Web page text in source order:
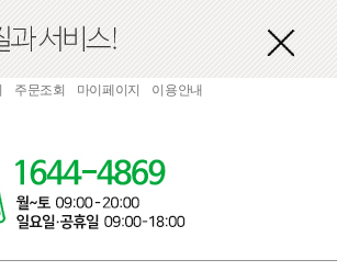
주문조회 마이페이지 이용안내